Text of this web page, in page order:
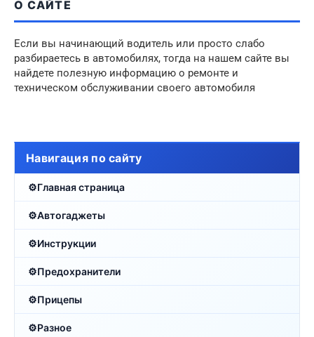
О САЙТЕ
Если вы начинающий водитель или просто слабо
разбираетесь в автомобилях, тогда на нашем сайте вы
найдете полезную информацию о ремонте и
техническом обслуживании своего автомобиля
Навигация по сайту
Главная страница
Автогаджеты
Инструкции
Предохранители
Прицепы
Разное